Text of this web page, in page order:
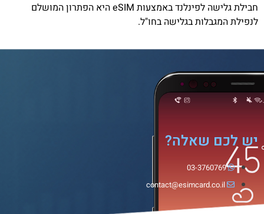
חבילת גלישה לפינלנד באמצעות eSIM היא הפתרון המושלם
לנפילת המגבלות בגלישה בחו"ל.
יש לכם שאלה?
03-3760769
contact@esimcard.co.il